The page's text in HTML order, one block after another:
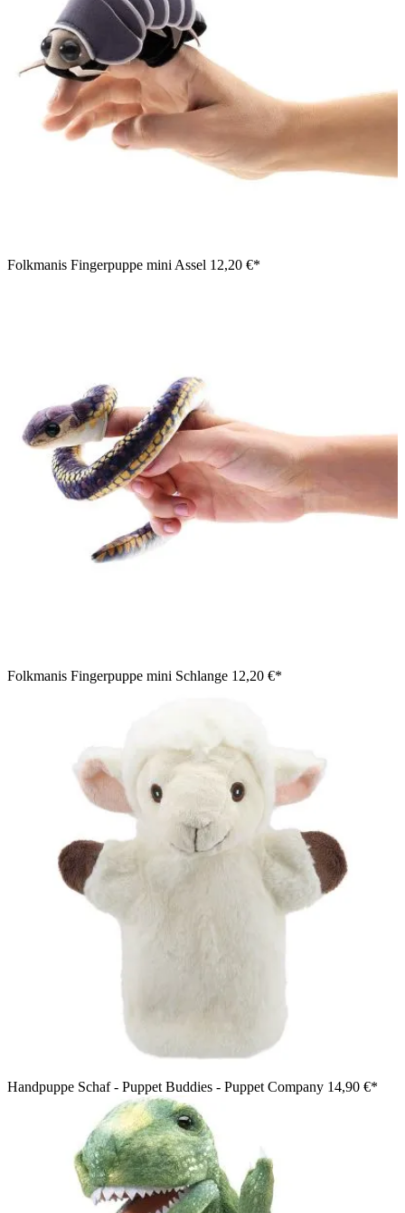
Folkmanis Fingerpuppe mini Assel 12,20 €*
Folkmanis Fingerpuppe mini Schlange 12,20 €*
Handpuppe Schaf - Puppet Buddies - Puppet Company 14,90 €*